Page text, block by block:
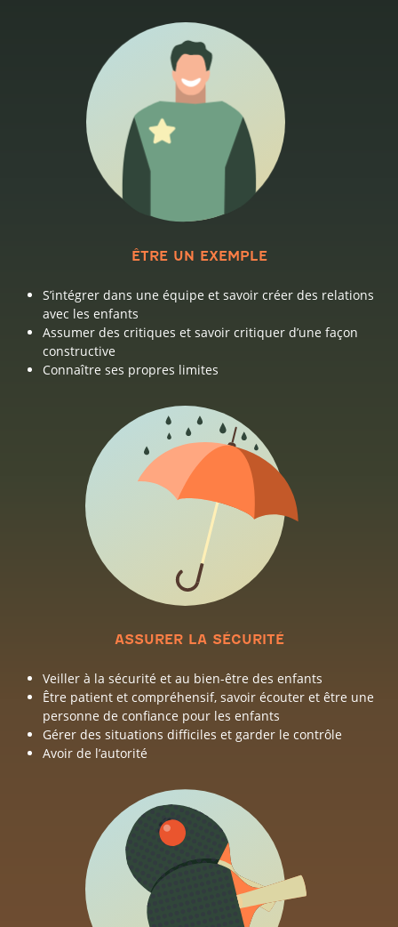
ÊTRE UN EXEMPLE
S’intégrer dans une équipe et savoir créer des relations
avec les enfants
Assumer des critiques et savoir critiquer d’une façon
constructive
Connaître ses propres limites
ASSURER LA SÉCURITÉ
Veiller à la sécurité et au bien-être des enfants
Être patient et compréhensif, savoir écouter et être une
personne de confiance pour les enfants
Gérer des situations difficiles et garder le contrôle
Avoir de l’autorité